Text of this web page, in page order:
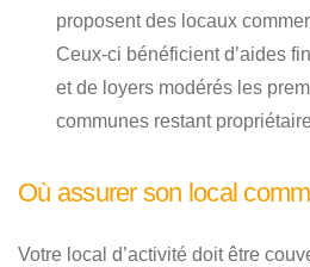
proposent des locaux
Ceux-ci bénéficient d’aides
et de loyers modérés les
communes restant
Où assurer son local
Votre local d’activité doit être